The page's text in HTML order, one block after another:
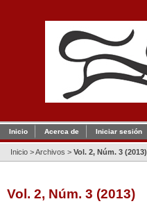
Inicio Acerca de Iniciar sesión
Inicio >Archivos > Vol. 2, Núm. 3 (2013)
Vol. 2, Núm. 3 (2013)